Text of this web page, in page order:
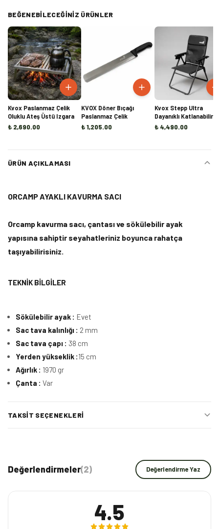
BEĞENEBILECEĞINIZ ÜRÜNLER
Kvox Paslanmaz Çelik
Oluklu Ateş Üstü Izgara
₺ 2,690.00
KVOX Döner Bıçağı
Paslanmaz Çelik
₺ 1,205.00
Kvox Stepp Ultra
Dayanıklı Katlanabilir
Kamp Sandalyesi
₺ 4,490.00
ÜRÜN AÇIKLAMASI
ORCAMP AYAKLI KAVURMA SACI
Orcamp kavurma sacı, çantası ve sökülebilir ayak
yapısına sahiptir seyahatleriniz boyunca rahatça
taşıyabilirisiniz.
TEKNİK BİLGİLER
Sökülebilir ayak : Evet
Sac tava kalınlığı : 2 mm
Sac tava çapı : 38 cm
Yerden yükseklik :15 cm
Ağırlık : 1970 gr
Çanta : Var
TAKSIT SEÇENEKLERI
Değerlendirmeler(2) Değerlendirme Yaz
4.5